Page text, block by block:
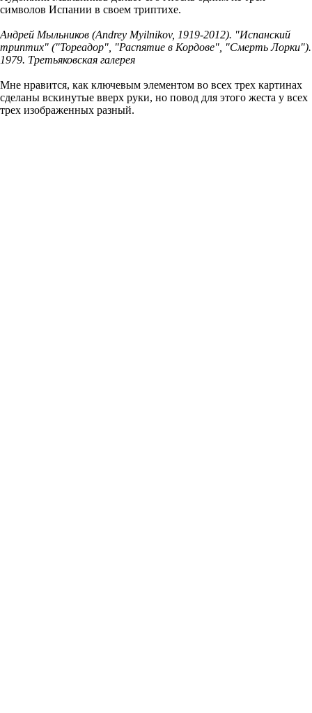
символов Испании в своем триптихе.
Андрей Мыльников (Andrey Myilnikov, 1919-2012). "Испанский
триптих" ("Тореадор", "Распятие в Кордове", "Смерть Лорки").
1979. Третьяковская галерея
Мне нравится, как ключевым элементом во всех трех картинах
сделаны вскинутые вверх руки, но повод для этого жеста у всех
трех изображенных разный.